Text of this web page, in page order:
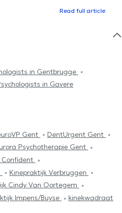
Read full article
in Gentbrugge
in Gavere
Gent
DentUrgent Gent
Psychotherapie Gent
Kinepraktijk Verbruggen
Cindy Van Oortegem
Impens/Buyse kinekwadraat